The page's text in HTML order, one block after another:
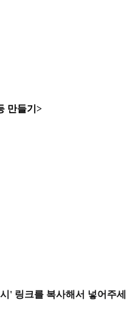
만들기>
' 링크를 복사해서 넣어주세